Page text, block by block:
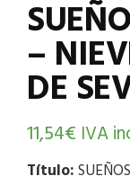
–
DE
11,54€ IVA
Título: